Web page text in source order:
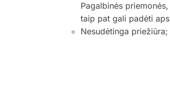
Pagalbinės
taip pat gali padėti
Nesudėtinga priežiūra;